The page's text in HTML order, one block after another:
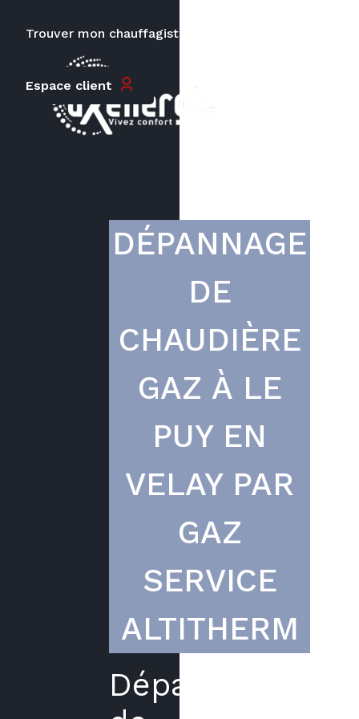
Trouver mon chauffagiste
Espace client
DÉPANNAGE
DE
CHAUDIÈRE
GAZ À LE
PUY EN
VELAY PAR
GAZ
SERVICE
ALTITHERM
Dépannage